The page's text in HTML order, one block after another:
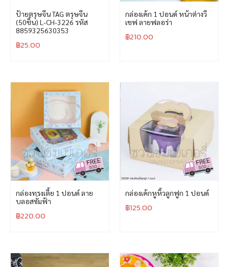
ป้ายตรุษจีน TAG ตรุษจีน
(50ชิ้น) L-CH-3226 รหัส
8859325630353
฿25.00
กล่องเค้ก 1 ปอนด์ หน้าต่างวี
เชฟ ลายฟลอร่า
฿210.00
กล่องทรงเตี้ย 1 ปอนด์ ลาย
บลอสซั่มฟ้า
฿220.00
กล่องเค้กหูหิ้วลูกฟูก 1 ปอนด์
฿125.00